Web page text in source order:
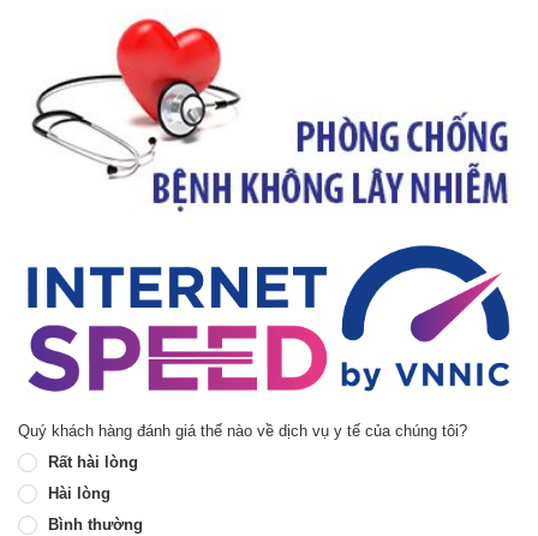
Quý khách hàng đánh giá thế nào về dịch vụ y tế của chúng tôi?
Rất hài lòng
Hài lòng
Bình thường